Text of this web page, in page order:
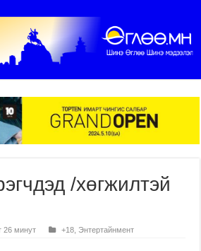
/хөгжилтэй
26 минут +18 Энтертайнмент